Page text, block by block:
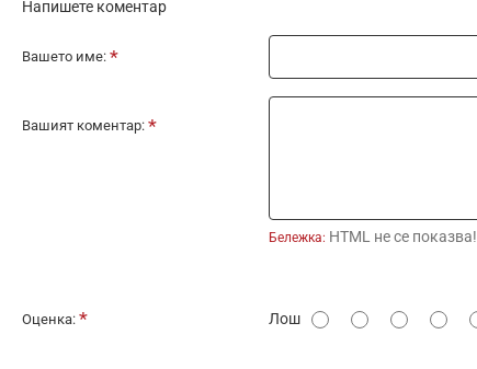
Напишете коментар
Вашето име:
Вашият коментар:
Бележка: HTML не се показва!
О
Оценка: Лош